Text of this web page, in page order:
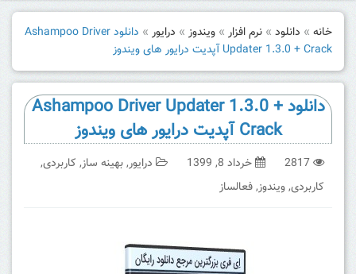
خانه » دانلود » نرم افزار » ویندوز » درایور »
دانلود Ashampoo Driver
Updater 1.3.0 + Crack آپدیت درایور های ویندوز
دانلود Ashampoo Driver Updater 1.3.0 +
Crack آپدیت درایور های ویندوز
2817 خرداد 8, 1399 درایور,بهینه ساز, کاربردی,
کاربردی,ویندوز,فعالساز